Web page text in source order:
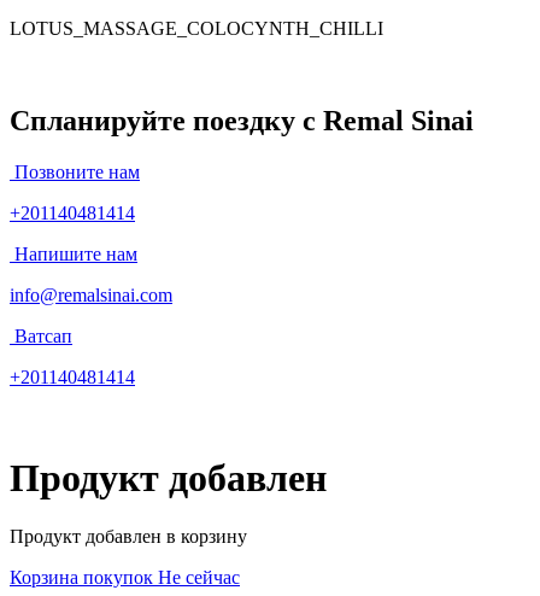
LOTUS_MASSAGE_COLOCYNTH_CHILLI
Спланируйте поездку с Remal Sinai
Позвоните нам
+201140481414
Напишите нам
info@remalsinai.com
Ватсап
+201140481414
Продукт добавлен
Продукт добавлен в корзину
Корзина покупок Не сейчас